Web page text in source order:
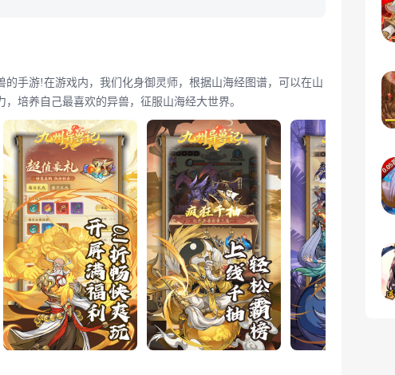
手游!在游戏内，我们化身御灵师，根据山海经图谱，可以在山
培养自己最喜欢的异兽，征服山海经大世界。